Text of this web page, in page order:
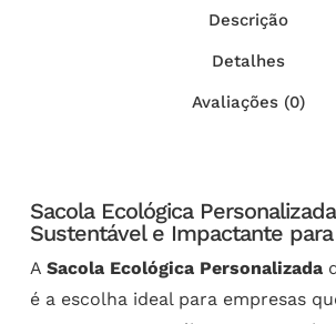
Descrição
Detalhes
Avaliações (0)
Sacola Ecológica
Sustentável e Impactante para
A Sacola Ecológica Personalizada
é a escolha ideal para empresas